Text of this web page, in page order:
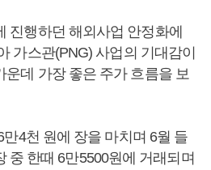
진행하던 해외사업 안정화에
가스관(PNG) 사업의 기대감이
운데 가장 좋은 주가 흐름을 보
4천 원에 장을 마치며 6월 들
중 한때 6만5500원에 거래되며